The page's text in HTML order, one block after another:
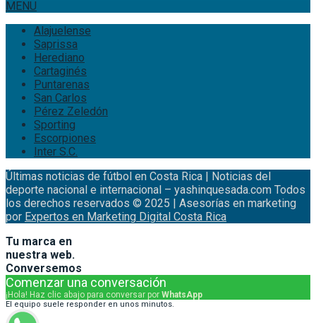
Alajuelense
Saprissa
Herediano
Cartaginés
Puntarenas
San Carlos
Pérez Zeledón
Sporting
Escorpiones
Inter S.C.
Últimas noticias de fútbol en Costa Rica | Noticias del
deporte nacional e internacional – yashinquesada.com Todos
los derechos reservados © 2025 | Asesorías en marketing
porExpertos en Marketing Digital Costa Rica
Tu marca en
Conversemos
Comenzar una conversación
¡Hola! Haz clic abajo para conversar por
El equipo suele responder en unos minutos.